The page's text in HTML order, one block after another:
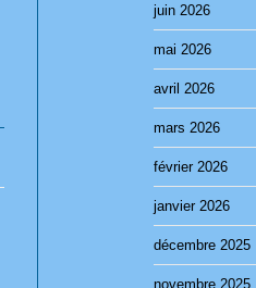
juin 2026
mai 2026
avril 2026
mars 2026
février 2026
janvier 2026
décembre 2025
novembre 2025